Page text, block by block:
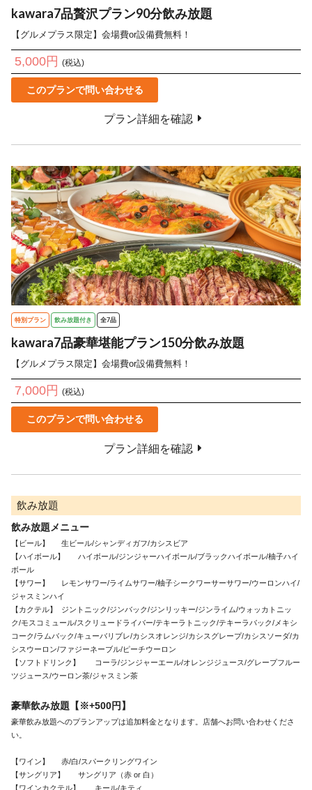
kawara7品贅沢プラン90分飲み放題
【グルメプラス限定】会場費or設備費無料！
5,000円 (税込)
このプランで問い合わせる
プラン詳細を確認
特別プラン 飲み放題付き 全7品
kawara7品豪華堪能プラン150分飲み放題
【グルメプラス限定】会場費or設備費無料！
7,000円 (税込)
このプランで問い合わせる
プラン詳細を確認
飲み放題
飲み放題メニュー
【ビール】	生ビール/シャンディガフ/カシスビア
【ハイボール】	ハイボール/ジンジャーハイボール/ブラックハイボール/柚子ハイ
ボール
【サワー】	レモンサワー/ライムサワー/柚子シークワーサーサワー/ウーロンハイ/
ジャスミンハイ
【カクテル】	ジントニック/ジンバック/ジンリッキー/ジンライム/ウォッカトニッ
ク/モスコミュール/スクリュードライバー/テキーラトニック/テキーラバック/メキシ
コーク/ラムバック/キューバリブレ/カシスオレンジ/カシスグレープ/カシスソーダ/カ
シスウーロン/ファジーネーブル/ピーチウーロン
【ソフトドリンク】	コーラ/ジンジャーエール/オレンジジュース/グレープフルー
ツジュース/ウーロン茶/ジャスミン茶
豪華飲み放題【※+500円】
豪華飲み放題へのプランアップは追加料金となります。店舗へお問い合わせくださ
い。
【ワイン】	赤/白/スパークリングワイン
【サングリア】	サングリア（赤 or 白）
【ワインカクテル】	キール/キティ